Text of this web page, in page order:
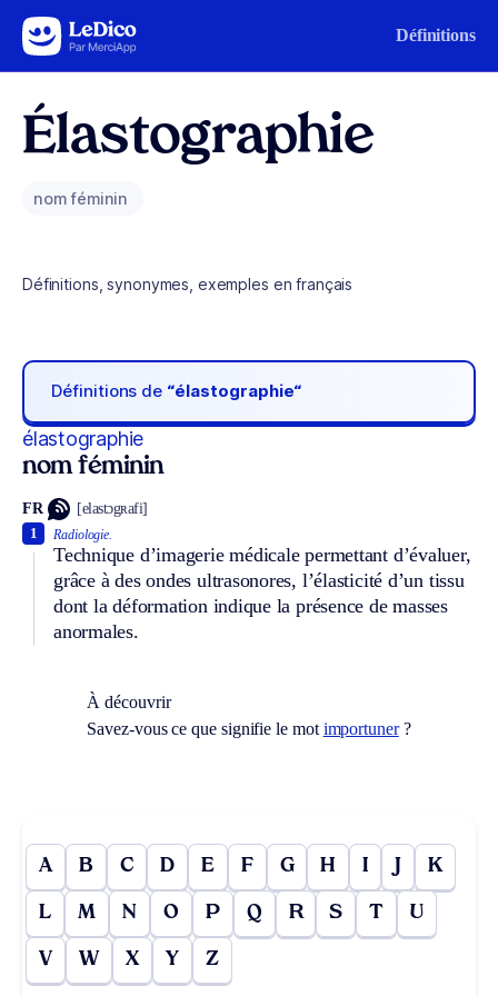
Aller au contenu Définitions
Élastographie
nom féminin
Définitions, synonymes, exemples en français
Définitions de “élastographie“
élastographie
nom féminin
FR [elastɔgʀafi]
Radiologie.
Technique d’imagerie médicale permettant d’évaluer,
grâce à des ondes ultrasonores, l’élasticité d’un tissu
dont la déformation indique la présence de masses
anormales.
1
À découvrir
Savez-vous ce que signifie le mot importuner?
A B C D E F G H I J K
L M N O P Q R S T U
V W X Y Z